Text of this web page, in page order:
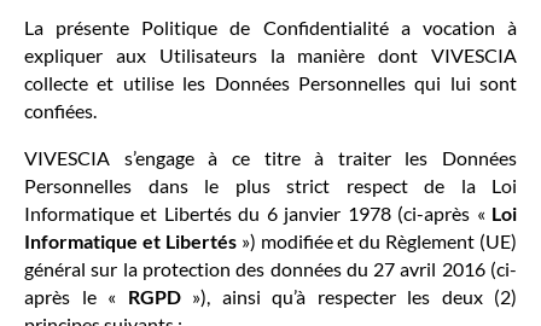
La présente Politique de Confidentialité a vocation à
expliquer aux Utilisateurs la manière dont VIVESCIA
collecte et utilise les Données Personnelles qui lui sont
confiées.
VIVESCIA s’engage à ce titre à traiter les Données
Personnelles dans le plus strict respect de la Loi
Informatique et Libertés du 6 janvier 1978 (ci-après « Loi
Informatique et Libertés ») modifiée et du Règlement (UE)
général sur la protection des données du 27 avril 2016 (ci-
après le « RGPD »), ainsi qu’à respecter les deux (2)